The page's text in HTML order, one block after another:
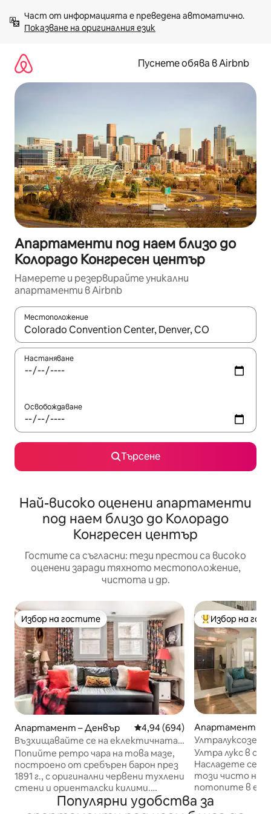
към
съдържанието
Показване на оригиналния език
Пуснете обява в Airbnb
Апартаменти под наем близо до
Колорадо Конгресен център
Намерете и резервирайте уникални
апартаменти в Airbnb
Местоположение
Когато резултатите се покажат, използвайте
Настаняване
Освобождаване
Търсене
Най-високо оценени апартаменти
под наем близо до Колорадо
Конгресен център
Гостите са съгласни: тези престои са високо
оценени заради тяхното местоположение,
чистота и др.
Избор на гостите
Избор на гостите
Апартамент – Денвър Средна оценка: 4,94 от 5, 694
4,94 (694)
Възхищавайте се на еклектичната
естетика в историческо градско
светилище
Попийте ретро чара на това мазе,
построено от сребърен барон през
1891 г., с оригинални червени тухлени
стени и ориенталски килими.
Старата Англия се среща с Дивия
запад, докато сувенирите от
Най-популярен
Избор на
Апартамент –
Ултралуксозен
Тераса на
Ултра лукс в
Насладете се
този чисто нов
потопите в
квартал на Денвър → 1
голямо двойно
Популярни удобства за